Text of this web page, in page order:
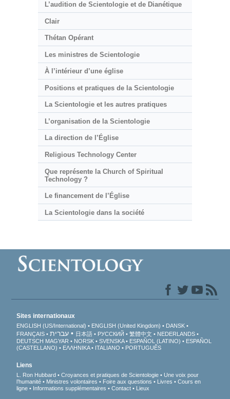
L’audition de Scientologie et de Dianétique
Clair
Thétan Opérant
Les ministres de Scientologie
À l’intérieur d’une église
Positions et pratiques de la Scientologie
La Scientologie et les autres pratiques
L’organisation de la Scientologie
La direction de l’Église
Religious Technology Center
Que représente la Church of Spiritual
Technology ?
Le financement de l’Église
La Scientologie dans la société
Sites internationaux
ENGLISH (US/International) ENGLISH (United Kingdom)
DANSK
FRANÇAIS
עברית 日本語 РУССКИЙ 繁體中文
NEDERLANDS
DEUTSCH MAGYAR NORSK SVENSKA ESPAÑOL (LATINO)
ESPAÑOL
(CASTELLANO)
ΕΛΛΗΝΙΚA ITALIANO PORTUGUÊS
Liens
L. Ron Hubbard Croyances et pratiques de Scientologie
Une voix pour
l’humanité
Ministres volontaires Foire aux questions Livres
Cours en
ligne
Informations supplémentaires Contact Lieux